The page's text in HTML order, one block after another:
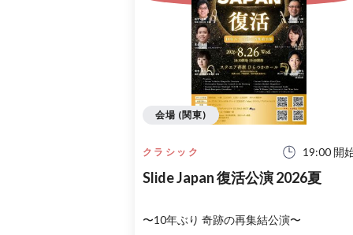
クラシック 19:00 開
Slide Japan 復活公演 2026夏
〜10年ぶり 奇跡の再集結公演〜
会場 (関東)